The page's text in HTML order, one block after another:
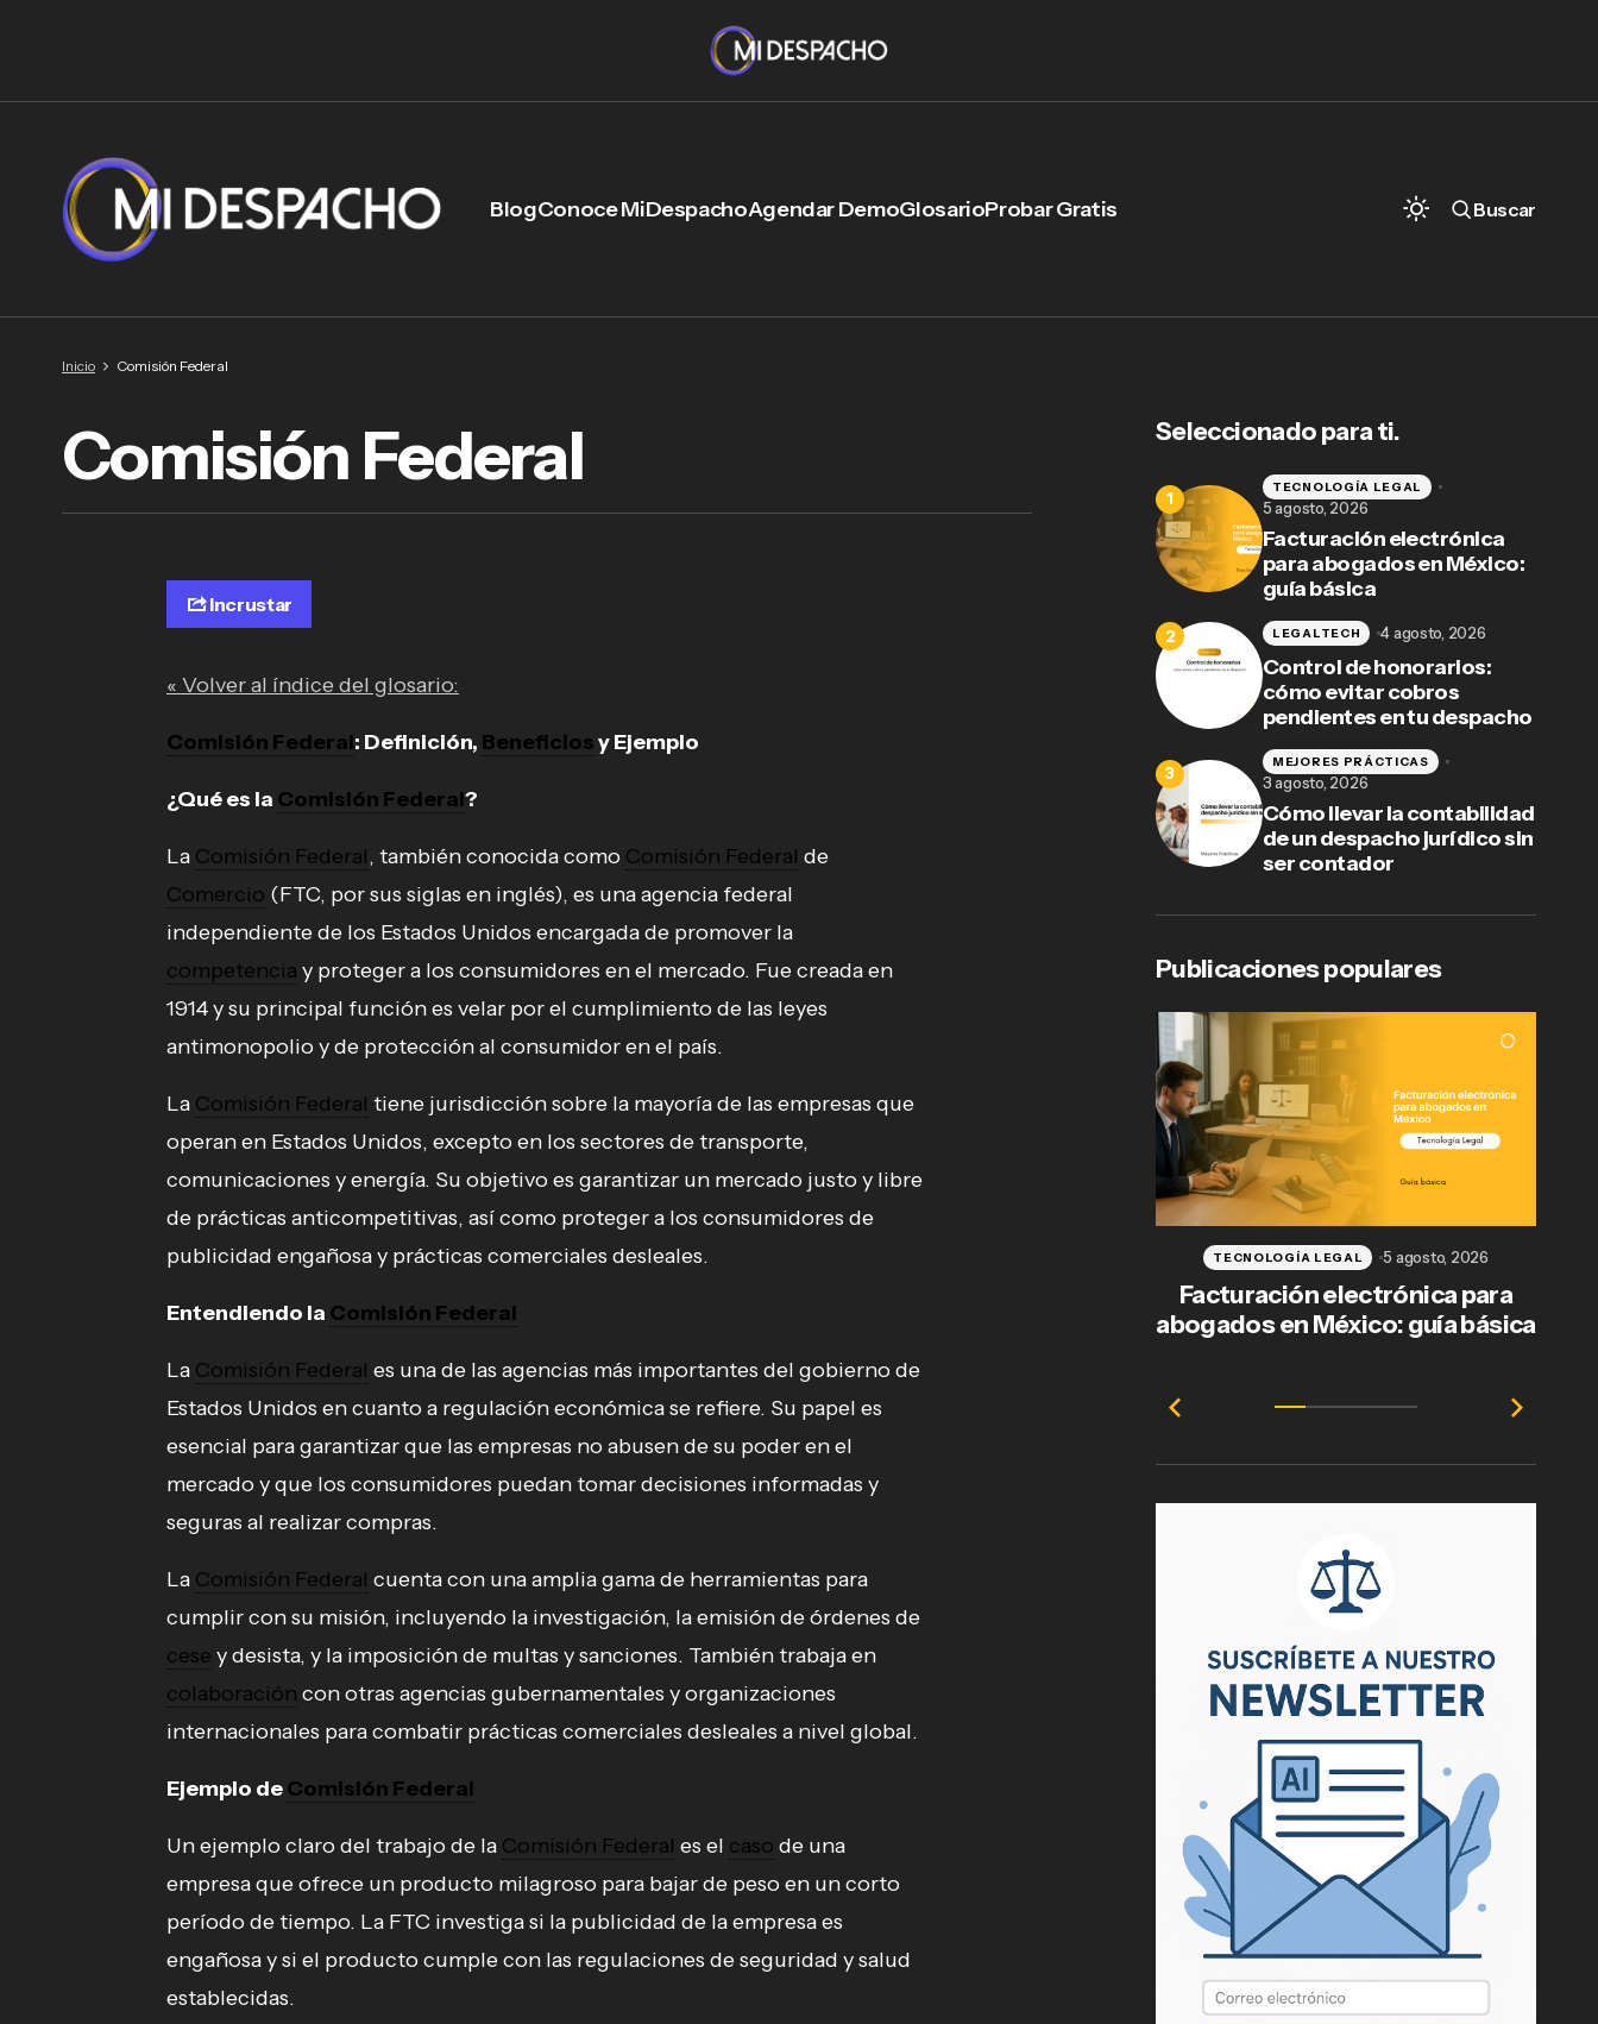
BlogConoce MiDespachoAgendar DemoGlosarioProbar Gratis Buscar
Inicio Comisión Federal
Comisión Federal
Incrustar
« Volver al índice del glosario:
Comisión Federal: Definición, Beneficiosy Ejemplo
¿Qué es la Comisión Federal?
La Comisión Federal, también conocida como Comisión Federal de
Comercio (FTC, por sus siglas en inglés), es una agencia federal
independiente de los Estados Unidos encargada de promover la
competencia y proteger a los consumidores en el mercado. Fue creada en
1914 y su principal función es velar por el cumplimiento de las leyes
antimonopolio y de protección al consumidor en el país.
La Comisión Federal tiene jurisdicción sobre la mayoría de las empresas que
operan en Estados Unidos, excepto en los sectores de transporte,
comunicaciones y energía. Su objetivo es garantizar un mercado justo y libre
de prácticas anticompetitivas, así como proteger a los consumidores de
publicidad engañosa y prácticas comerciales desleales.
Entendiendo la Comisión Federal
La Comisión Federal es una de las agencias más importantes del gobierno de
Estados Unidos en cuanto a regulación económica se refiere. Su papel es
esencial para garantizar que las empresas no abusen de su poder en el
mercado y que los consumidores puedan tomar decisiones informadas y
seguras al realizar compras.
La Comisión Federal cuenta con una amplia gama de herramientas para
cumplir con su misión, incluyendo la investigación, la emisión de órdenes de
cese y desista, y la imposición de multas y sanciones. También trabaja en
colaboración con otras agencias gubernamentales y organizaciones
internacionales para combatir prácticas comerciales desleales a nivel global.
Ejemplo deComisión Federal
Un ejemplo claro del trabajo de la Comisión Federal es el caso de una
empresa que ofrece un producto milagroso para bajar de peso en un corto
período de tiempo. La FTC investiga si la publicidad de la empresa es
engañosa y si el producto cumple con las regulaciones de seguridad y salud
establecidas.
Seleccionado para ti.
Facturación electrónica
para abogados en México:
guía básica
TECNOLOGÍA LEGAL
5 agosto, 2026
Control de honorarios:
cómo evitar cobros
pendientes en tu despacho
LEGALTECH 4 agosto, 2026
Cómo llevar la contabilidad
de un despacho jurídico sin
ser contador
MEJORES PRÁCTICAS
3 agosto, 2026
Publicaciones populares
Facturación electrónica para
abogados en México: guía básica
TECNOLOGÍA LEGAL 5 agosto, 2026